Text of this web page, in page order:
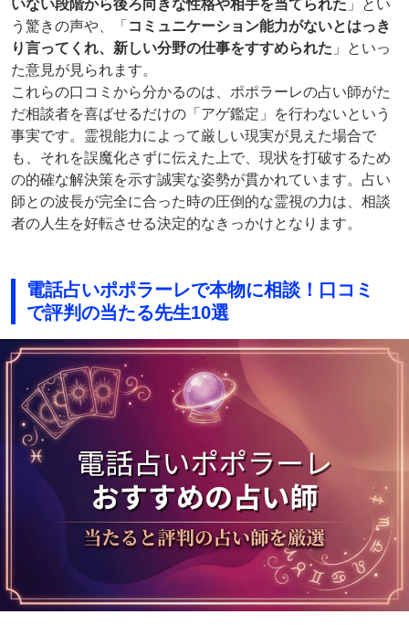
いない段階から後ろ向きな性格や相手を当てられた 」とい
う驚きの声や、「 コミュニケーション能力がないとはっき
り言ってくれ、新しい分野の仕事をすすめられた 」といっ
た意見が見られます。
これらの口コミから分かるのは、ポポラーレの占い師がた
だ相談者を喜ばせるだけの「アゲ鑑定」を行わないという
事実です。霊視能力によって厳しい現実が見えた場合で
も、それを誤魔化さずに伝えた上で、現状を打破するため
の的確な解決策を示す誠実な姿勢が貫かれています。占い
師との波長が完全に合った時の圧倒的な霊視の力は、相談
者の人生を好転させる決定的なきっかけとなります。
電話占いポポラーレで本物に相談！口コミ
で評判の当たる先生10選